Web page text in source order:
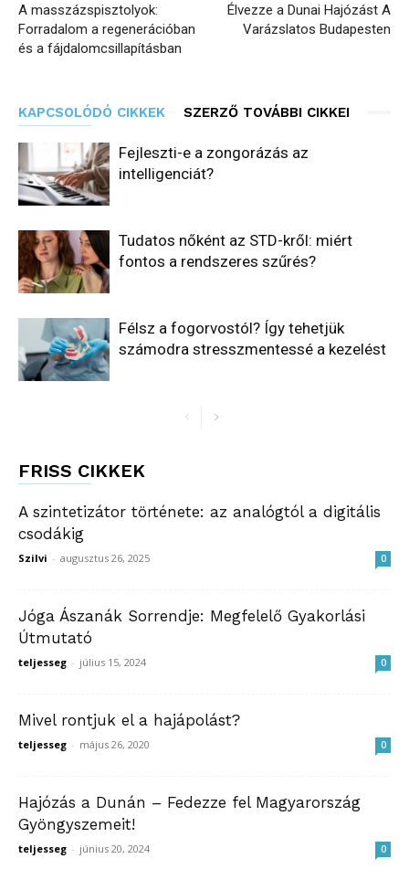
A masszázspisztolyok:
Forradalom a regenerációban
és a fájdalomcsillapításban
Élvezze a Dunai Hajózást A
Varázslatos Budapesten
KAPCSOLÓDÓ CIKKEK SZERZŐ TOVÁBBI CIKKEI
Fejleszti-e a zongorázás az
intelligenciát?
Tudatos nőként az STD-kről: miért
fontos a rendszeres szűrés?
Félsz a fogorvostól? Így tehetjük
számodra stresszmentessé a kezelést
FRISS CIKKEK
A szintetizátor története: az analógtól a digitális
csodákig
Szilvi - augusztus 26, 2025 0
Jóga Ászanák Sorrendje: Megfelelő Gyakorlási
Útmutató
teljesseg - július 15, 2024 0
Mivel rontjuk el a hajápolást?
teljesseg - május 26, 2020 0
Hajózás a Dunán – Fedezze fel Magyarország
Gyöngyszemeit!
teljesseg - június 20, 2024 0